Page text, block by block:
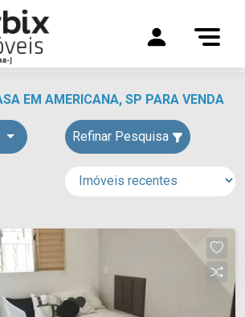
EM AMERICANA, SP PARA VENDA
Refinar Pesquisa